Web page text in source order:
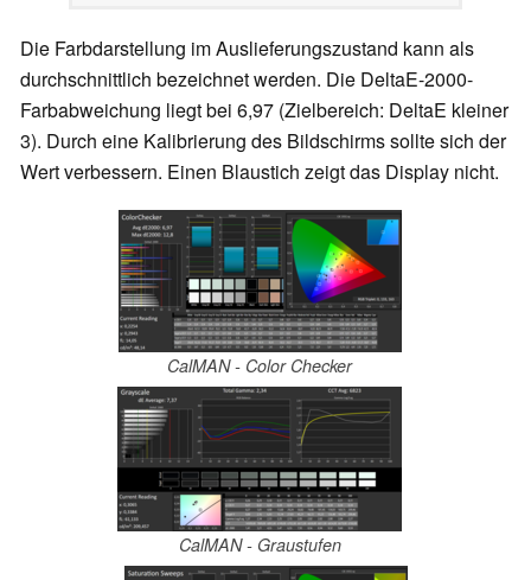
Die Farbdarstellung im Auslieferungszustand kann als
durchschnittlich bezeichnet werden. Die DeltaE-2000-
Farbabweichung liegt bei 6,97 (Zielbereich: DeltaE kleiner
3). Durch eine Kalibrierung des Bildschirms sollte sich der
Wert verbessern. Einen Blaustich zeigt das Display nicht.
CalMAN - Color Checker
CalMAN - Graustufen